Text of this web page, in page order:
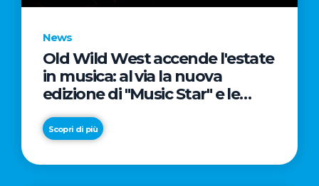
News
Old Wild West accende l'estate
in musica: al via la nuova
edizione di "Music Star" e le
prestigiose partnership con
Radio Italia e Live Nation
Scopri di più